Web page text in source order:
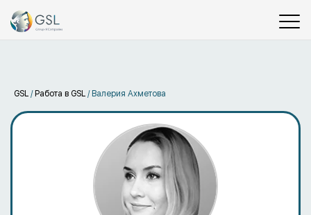
GSL / Работа в GSL / Валерия Ахметова